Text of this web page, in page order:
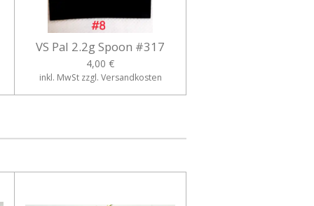
VS Pal 2.2g Spoon #317
4,00 €
inkl. MwSt zzgl. Versandkosten